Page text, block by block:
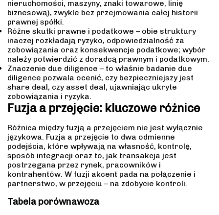
nieruchomości, maszyny, znaki towarowe, linię
biznesową), zwykle bez przejmowania całej historii
prawnej spółki.
Różne skutki prawne i podatkowe – obie struktury
inaczej rozkładają ryzyko, odpowiedzialność za
zobowiązania oraz konsekwencje podatkowe; wybór
należy potwierdzić z doradcą prawnym i podatkowym.
Znaczenie due diligence – to właśnie badanie due
diligence pozwala ocenić, czy bezpieczniejszy jest
share deal, czy asset deal, ujawniając ukryte
zobowiązania i ryzyka.
Fuzja a przejęcie: kluczowe różnice
Różnica między fuzją a przejęciem nie jest wyłącznie
językowa. Fuzja a przejęcie to dwa odmienne
podejścia, które wpływają na własność, kontrolę,
sposób integracji oraz to, jak transakcja jest
postrzegana przez rynek, pracowników i
kontrahentów. W fuzji akcent pada na połączenie i
partnerstwo, w przejęciu – na zdobycie kontroli.
Tabela porównawcza